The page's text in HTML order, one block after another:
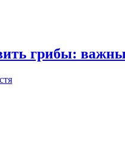
грибы: